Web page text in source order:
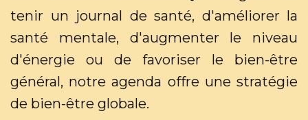
tenir un journal de santé, d'améliorer la
santé mentale, d'augmenter le niveau
d'énergie ou de favoriser le bien-être
général, notre agenda offre une stratégie
de bien-être globale.